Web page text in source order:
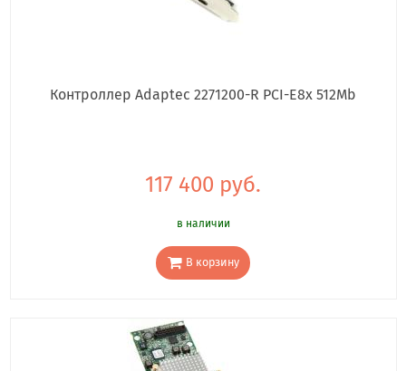
Контроллер Adaptec 2271200-R PCI-E8x 512Mb
117 400 руб.
в наличии
В корзину